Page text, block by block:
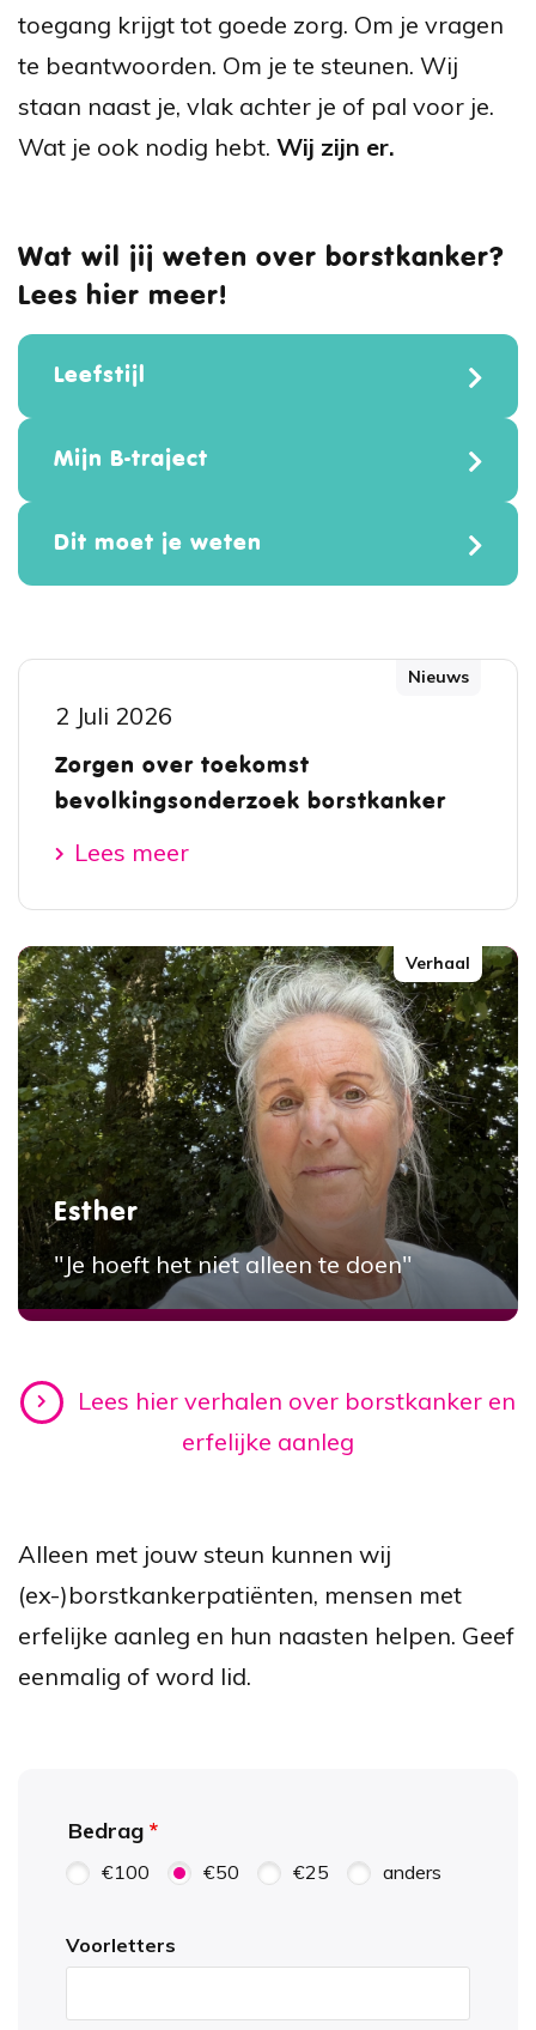
toegang krijgt tot goede zorg. Om je vragen
te beantwoorden. Om je te steunen. Wij
staan naast je, vlak achter je of pal voor je.
Wat je ook nodig hebt. Wij zijn er.
Wat wil jij weten over borstkanker?
Lees hier meer!
Leefstijl
Mijn B-traject
Dit moet je weten
Nieuws
2 Juli 2026
Zorgen over toekomst
bevolkingsonderzoek borstkanker
Lees meer
Verhaal
Esther
"Je hoeft het niet alleen te doen"
Lees hier verhalen over borstkanker en
erfelijke aanleg
Alleen met jouw steun kunnen wij
(ex-)borstkankerpatiënten, mensen met
erfelijke aanleg en hun naasten helpen. Geef
eenmalig of word lid.
Bedrag
€100 €50 €25 anders
Voorletters